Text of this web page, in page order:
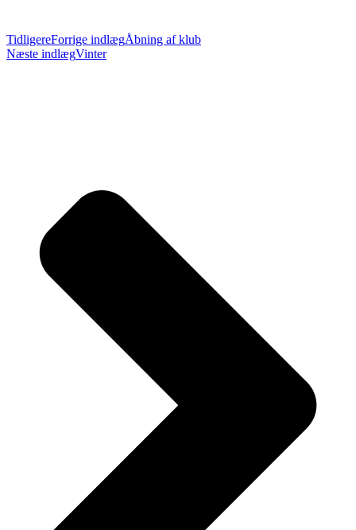
TidligereForrige indlægÅbning af klub
Næste indlægVinter